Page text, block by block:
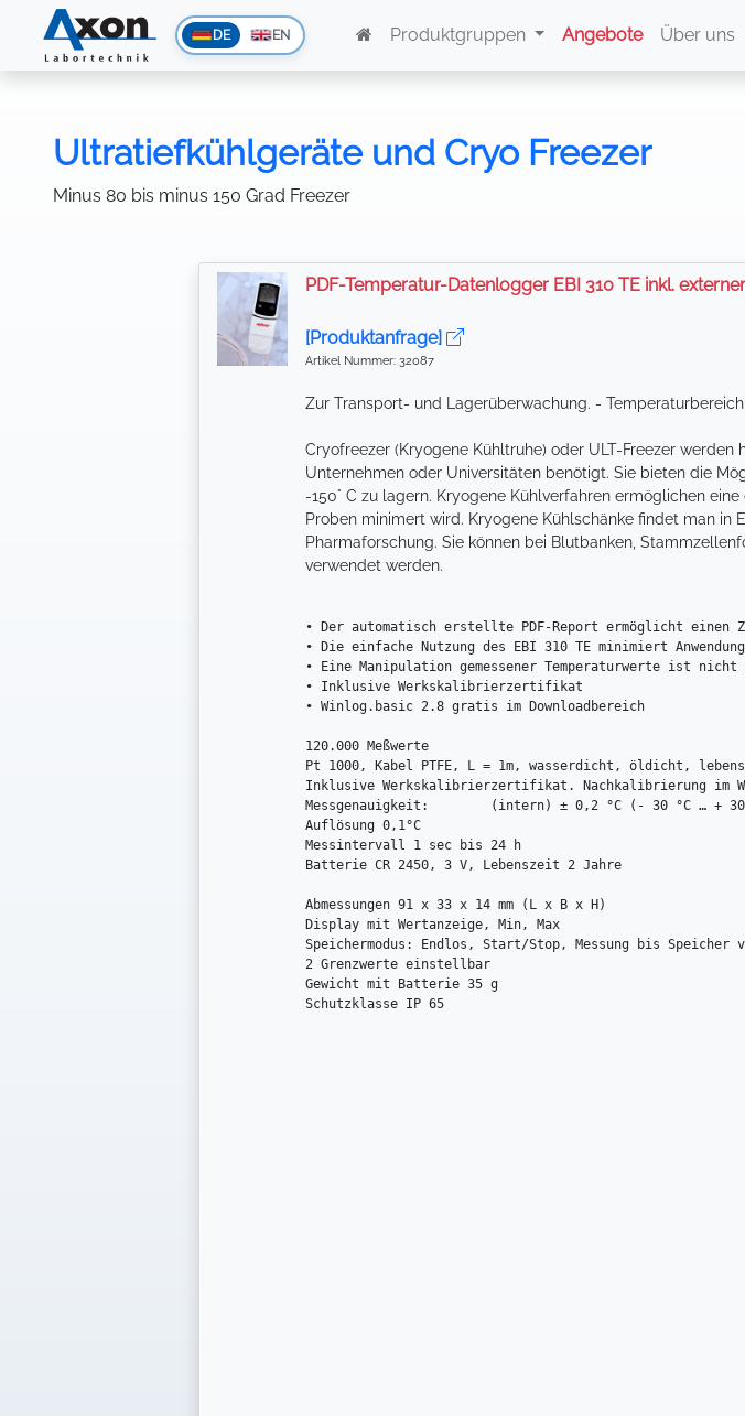
DE EN Produktgruppen Angebote Über uns
Ultratiefkühlgeräte und Cryo Freezer
Minus 80 bis minus 150 Grad Freezer
PDF-Temperatur-Datenlogger EBI 310 TE inkl.
[Produktanfrage]
Artikel Nummer: 32087
Zur Transport- und Lagerüberwachung. - Temperaturbereich
Cryofreezer (Kryogene Kühltruhe) oder ULT-Freezer
Unternehmen oder Universitäten benötigt. Sie bieten die
-150° C zu lagern. Kryogene Kühlverfahren ermöglichen
Proben minimert wird. Kryogene Kühlschänke findet man
Pharmaforschung. Sie können bei Blutbanken,
verwendet werden.
• Der automatisch erstellte PDF-Report ermöglicht
• Die einfache Nutzung des EBI 310 TE minimiert
• Eine Manipulation gemessener Temperaturwerte ist
• Inklusive Werkskalibrierzertifikat
• Winlog.basic 2.8 gratis im Downloadbereich
120.000 Meßwerte
Pt 1000, Kabel PTFE, L = 1m, wasserdicht, öldicht,
Inklusive Werkskalibrierzertifikat. Nachkalibrierung im
Messgenauigkeit:  	(intern) ± 0,2 °C (- 30 °C … + 30 °C)  ± 0,5 °C im restlichen Messbereich (extern) ± 2,0 °C (- 200 °C … -100 °C), ± 1,0 °C (- 100 °C … -20 °C), ± 0,2 °C (- 20 °C … + 60 °C), ± 0,5 °C (+60 °C … + 250 °C)
Auflösung 0,1°C
Messintervall 1 sec bis 24 h
Batterie CR 2450, 3 V, Lebenszeit 2 Jahre
Abmessungen 91 x 33 x 14 mm (L x B x H)
Display mit Wertanzeige, Min, Max
Speichermodus: Endlos, Start/Stop, Messung bis
2 Grenzwerte einstellbar
Gewicht mit Batterie 35 g
Schutzklasse IP 65